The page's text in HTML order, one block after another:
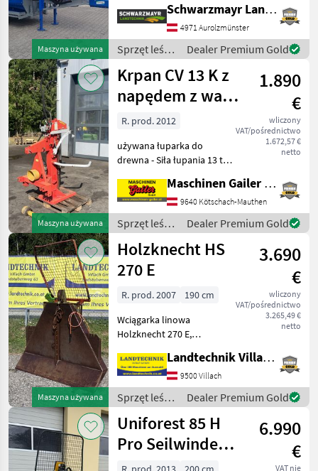
Maszyna używana
2020 r. produkcji - z
podwoziem - z
mechanicznie składanym
przenośnikiem taśmowym
o dł
Schwarzmayr Landtechnik GmbH - Aurolzmünster
4971 Aurolzmünster
Sprzęt leśny
i do obróbki
drewna /
Binderberger
Dealer Premium Gold
Maszyna używana
Krpan CV 13 K z
napędem z wału
odbioru mocy
1.890
€
wliczony
VAT/pośrednictwo
1.672,57 €
netto
R. prod. 2012
używana łuparka do
drewna - Siła łupania 13 to -
110 cm - napęd z wału
odbioru mocy - wał
przegubowy - mechaniczny
podnośnik kłody - obsług
Maschinen Gailer GmbH
9640 Kötschach-Mauthen
Sprzęt leśny
i do obróbki
drewna /
Krpan
Dealer Premium Gold
Maszyna używana
Holzknecht HS
270 E
3.690
€
wliczony
VAT/pośrednictwo
3.265,49 €
netto
R. prod. 2007
190 cm
Wciągarka linowa
Holzknecht 270 E,
uciągu 6 t, kratka ochronna,
4 ślizgacze linowe, hak
końcowy i wał przegubowy,
uchwyt na piłę łańcuch
Landtechnik Villach GmbH
9500 Villach
Sprzęt leśny
i do obróbki
drewna /
Holzknecht
Dealer Premium Gold
Uniforest 85 H
Pro Seilwinde
Funkseilwinde
6.990
€
VAT nie